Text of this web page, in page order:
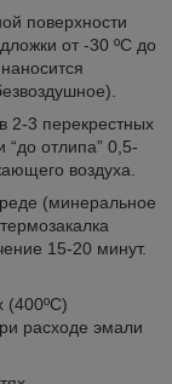
поверхности
от -30 ºС до
2-3 перекрестных
отлипа” 0,5-
воздуха.
(минеральное
15-20 минут.
(400ºС)
расходе эмали